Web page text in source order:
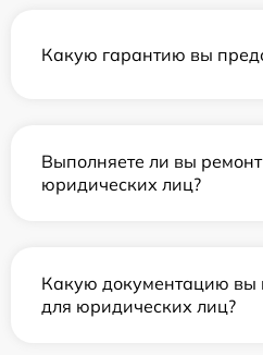
Какую гарантию вы
Выполняете ли вы
юридических лиц?
Какую документацию вы
для юридических лиц?